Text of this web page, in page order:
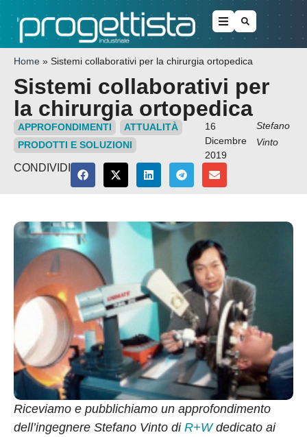
Home » Sistemi collaborativi per la chirurgia ortopedica
Sistemi collaborativi per
la chirurgia ortopedica
APPROFONDIMENTI
ATTUALITÀ
PRODOTTI E SOLUZIONI
16
Dicembre
2019
Stefano
Vinto
CONDIVIDI
Riceviamo e pubblichiamo un approfondimento
dell’ingegnere Stefano Vinto di R+Wdedicato ai